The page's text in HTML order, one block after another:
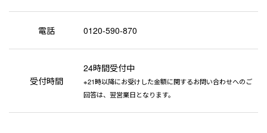
電話 0120-590-870
受付時間
24時間受付中
※21時以降にお受けした金額に関するお問い合わせへのご
回答は、翌営業日となります。